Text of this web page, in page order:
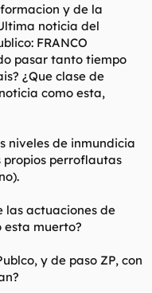
y de la
noticia del
FRANCO
pasar tanto tiempo
¿Que clase de
como esta,
niveles de inmundicia
propios perroflautas
actuaciones de
esta muerto?
y de paso ZP, con